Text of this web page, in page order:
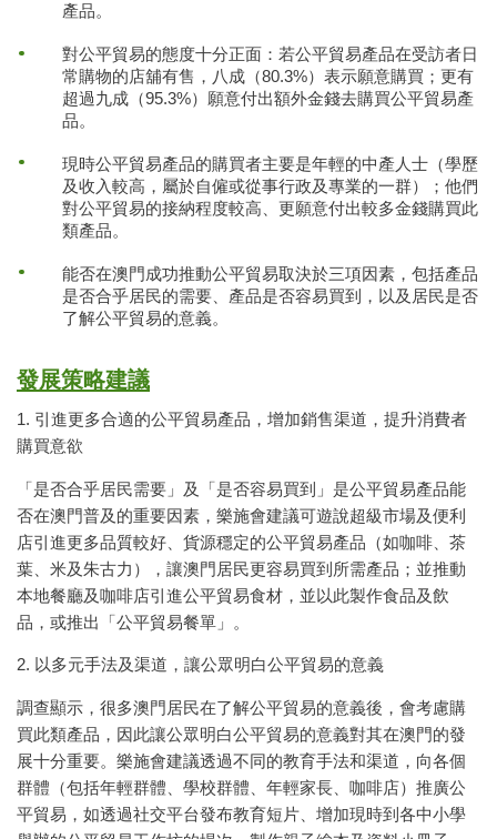
產品。
對公平貿易的態度十分正面：若公平貿易產品在受訪者日
常購物的店舖有售，八成（80.3%）表示願意購買；更有
超過九成（95.3%）願意付出額外金錢去購買公平貿易產
品。
現時公平貿易產品的購買者主要是年輕的中產人士（學歷
及收入較高，屬於自僱或從事行政及專業的一群）；他們
對公平貿易的接納程度較高、更願意付出較多金錢購買此
類產品。
能否在澳門成功推動公平貿易取決於三項因素，包括產品
是否合乎居民的需要、產品是否容易買到，以及居民是否
了解公平貿易的意義。
發展策略建議
1. 引進更多合適的公平貿易產品，增加銷售渠道，提升消費者
購買意欲
「是否合乎居民需要」及「是否容易買到」是公平貿易產品能
否在澳門普及的重要因素，樂施會建議可遊說超級市場及便利
店引進更多品質較好、貨源穩定的公平貿易產品（如咖啡、茶
葉、米及朱古力），讓澳門居民更容易買到所需產品；並推動
本地餐廳及咖啡店引進公平貿易食材，並以此製作食品及飲
品，或推出「公平貿易餐單」。
2. 以多元手法及渠道，讓公眾明白公平貿易的意義
調查顯示，很多澳門居民在了解公平貿易的意義後，會考慮購
買此類產品，因此讓公眾明白公平貿易的意義對其在澳門的發
展十分重要。樂施會建議透過不同的教育手法和渠道，向各個
群體（包括年輕群體、學校群體、年輕家長、咖啡店）推廣公
平貿易，如透過社交平台發布教育短片、增加現時到各中小學